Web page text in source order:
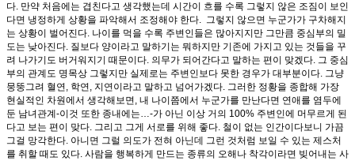
다. 만약 처음에는 겹친다고 생각했는데 시간이 흐를 수록 그렇지 않은 조짐이 보인
다면 냉정하게 상황을 파악해서 조정해야 한다. 그렇지 않으면 누군가가 구차해지
는 상황이 벌어진다. 나이를 먹을 수록 주변인들은 많아지지만 그만큼 중심부의 밀
도는 낮아진다. 질보다 양이라고 말하기는 뭐하지만 기존에 가지고 있는 것들을 꾸
려 나가기도 버거워지기 때문이다. 의무가 되어간다고 말하는 편이 맞겠다. 그 중심
부의 관계도 명목상 그렇지만 실제로는 주변인보다 못한 경우가 대부분이다. 그냥
뭉뚱그려 혈연, 학연, 지연이라고 말하고 넘어가겠다. 그러한 정황을 종합해 가장
현실적인 차원에서 생각해보면, 내 나이쯤에서 누군가를 만난다면 연애를 염두에
둔 남녀관계-이것 또한 종내에는…-가 아닌 이상 거의 100% 주변인에 머무르게 된
다고 보는 편이 맞다. 그리고 그게 서로를 위해 좋다. 철이 없는 인간이다보니 가끔
그걸 망각한다. 아니면 그럴 의도가 전혀 아닌데 그런 것처럼 보일 수 있는 제스처
를 취할 때도 있다. 사람을 행복하게 만드는 종류의 오해나 착각이라면 빚어내는 사